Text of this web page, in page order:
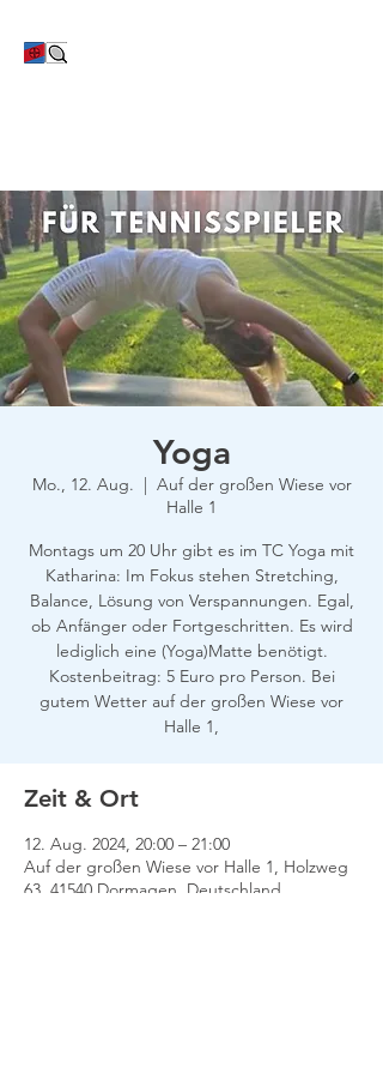
Yoga
Mo., 12. Aug.
  |
Auf der großen Wiese vor
Halle 1
Montags um 20 Uhr gibt es im TC Yoga mit
Katharina: Im Fokus stehen Stretching,
Balance, Lösung von Verspannungen. Egal,
ob Anfänger oder Fortgeschritten. Es wird
lediglich eine (Yoga)Matte benötigt.
Kostenbeitrag: 5 Euro pro Person. Bei
gutem Wetter auf der großen Wiese vor
Halle 1,
Zeit & Ort
12. Aug. 2024, 20:00 – 21:00
Auf der großen Wiese vor Halle 1, Holzweg
63, 41540 Dormagen, Deutschland